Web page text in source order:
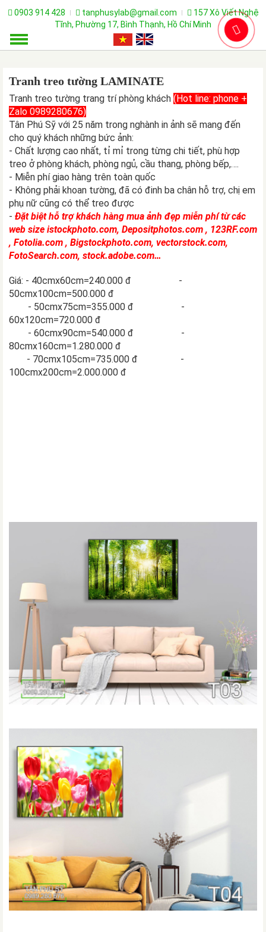
0903 914 428 tanphusylab@gmail.com
157 Xô Viết Nghệ
Tĩnh, Phường 17, Bình Thạnh, Hồ Chí Minh
Tranh treo tường LAMINATE
Tranh treo tường trang trí phòng khách (Hot line: phone +
Zalo 0989280676)
Tân Phú Sỹ với 25 năm trong nghành in ảnh sẽ mang đến
cho quý khách những bức ảnh:
- Chất lượng cao nhất, tỉ mỉ trong từng chi tiết, phù hợp
treo ở phòng khách, phòng ngủ, cầu thang, phòng bếp,….
- Miễn phí giao hàng trên toàn quốc
- Không phải khoan tường, đã có đinh ba chân hỗ trợ, chị em
phụ nữ cũng có thể treo được
- Đặt biệt hỗ trợ khách hàng mua ảnh đẹp miễn phí từ các
web size istockphoto.com, Depositphotos.com , 123RF.com
, Fotolia.com , Bigstockphoto.com, vectorstock.com,
FotoSearch.com, stock.adobe.com…
Giá: - 40cmx60cm=240.000 đ -
50cmx100cm=500.000 đ
- 50cmx75cm=355.000 đ -
60x120cm=720.000 đ
- 60cmx90cm=540.000 đ
-
80cmx160cm=1.280.000 đ
- 70cmx105cm=735.000 đ -
100cmx200cm=2.000.000 đ